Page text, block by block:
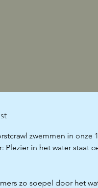
zwemmen in onze
Plezier in het water staat
zo soepel door het